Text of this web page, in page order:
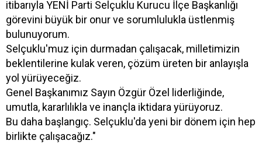
itibarıyla YENİ Parti Selçuklu Kurucu İlçe Başkanlığı
görevini büyük bir onur ve sorumlulukla üstlenmiş
bulunuyorum.
Selçuklu'muz için durmadan çalışacak, milletimizin
beklentilerine kulak veren, çözüm üreten bir anlayışla
yol yürüyeceğiz.
Genel Başkanımız Sayın Özgür Özel liderliğinde,
umutla, kararlılıkla ve inançla iktidara yürüyoruz.
Bu daha başlangıç. Selçuklu'da yeni bir dönem için hep
birlikte çalışacağız."